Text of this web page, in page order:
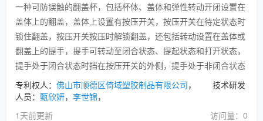
一种可防误触的翻盖杯，包括杯体、盖体和弹性转动开闭设置在
盖体上的翻盖，盖体上设置有按压开关，按压开关在待定状态时
锁住翻盖，按压开关按压时解锁翻盖，还包括转动设置在盖体或
翻盖上的提手，提手可转动至闭合状态、提起状态和打开状态，
提手处于闭合状态时挡在按压开关的外侧，提手处于非闭合状态
专利权人： 佛山市顺德区倚域塑胶制品有限公司， 技术研发
人员： 甄欣妍， 李世锦，
1天前更新
访问量：0